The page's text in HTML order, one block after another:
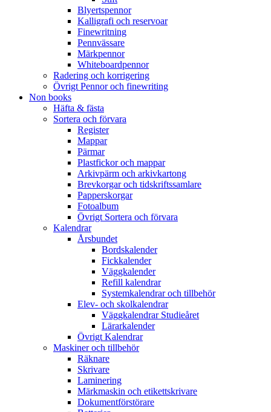
Blyertspennor
Kalligrafi och reservoar
Finewritning
Pennvässare
Märkpennor
Whiteboardpennor
Radering och korrigering
Övrigt Pennor och finewriting
Non books
Häfta & fästa
Sortera och förvara
Register
Mappar
Pärmar
Plastfickor och mappar
Arkivpärm och arkivkartong
Brevkorgar och tidskriftssamlare
Papperskorgar
Fotoalbum
Övrigt Sortera och förvara
Kalendrar
Årsbundet
Bordskalender
Fickkalender
Väggkalender
Refill kalendrar
Systemkalendrar och tillbehör
Elev- och skolkalendrar
Väggkalendrar Studieåret
Lärarkalender
Övrigt Kalendrar
Maskiner och tillbehör
Räknare
Skrivare
Laminering
Märkmaskin och etikettskrivare
Dokumentförstörare